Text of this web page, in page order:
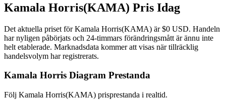
Futures med USDT som säkerhet
Kamala Horris(KAMA) Pris Idag
Det aktuella priset för Kamala Horris(KAMA) är $0 USD. Handeln
har nyligen påbörjats och 24-timmars förändringsmått är ännu inte
helt etablerade. Marknadsdata kommer att visas när tillräcklig
handelsvolym har registrerats.
Kamala Horris Diagram Prestanda
Följ Kamala Horris(KAMA) prisprestanda i realtid.